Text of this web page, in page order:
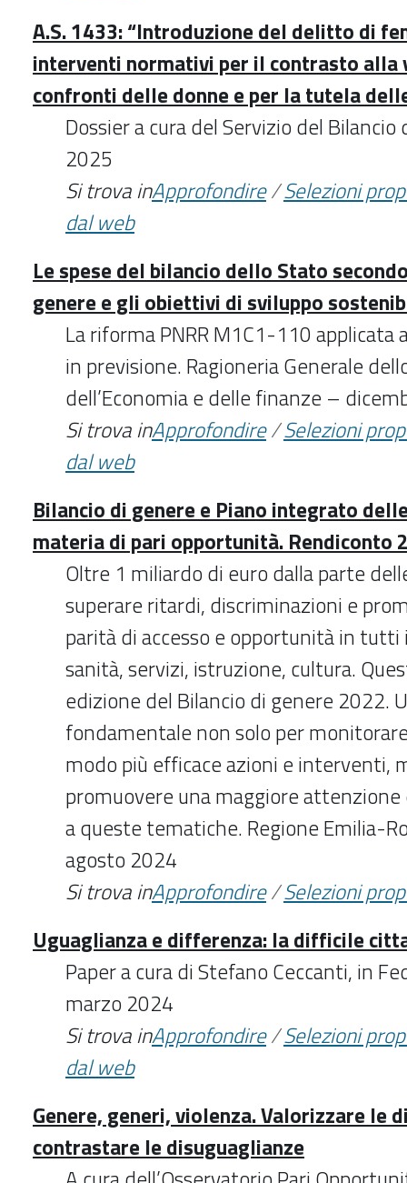
A.S. 1433: “Introduzione del delitto di
interventi normativi per il contrasto alla
confronti delle donne e per la tutela
Dossier a cura del Servizio del
2025
Si trova inApprofondire/Selezioni
dal web
Le spese del bilancio dello Stato
genere e gli obiettivi di sviluppo
La riforma PNRR M1C1-110 applicata
in previsione. Ragioneria Generale
dell’Economia e delle finanze –
Si trova inApprofondire/Selezioni
dal web
Bilancio di genere e Piano integrato
materia di pari opportunità. Rendiconto
Oltre 1 miliardo di euro dalla parte
superare ritardi, discriminazioni e
parità di accesso e opportunità in
sanità, servizi, istruzione, cultura.
edizione del Bilancio di genere 2022.
fondamentale non solo per
modo più efficace azioni e interventi,
promuovere una maggiore
a queste tematiche. Regione Emilia-
agosto 2024
Si trova inApprofondire/Selezioni
Uguaglianza e differenza: la difficile
Paper a cura di Stefano Ceccanti, in
marzo 2024
Si trova inApprofondire/Selezioni
dal web
Genere, generi, violenza. Valorizzare le
contrastare le disuguaglianze